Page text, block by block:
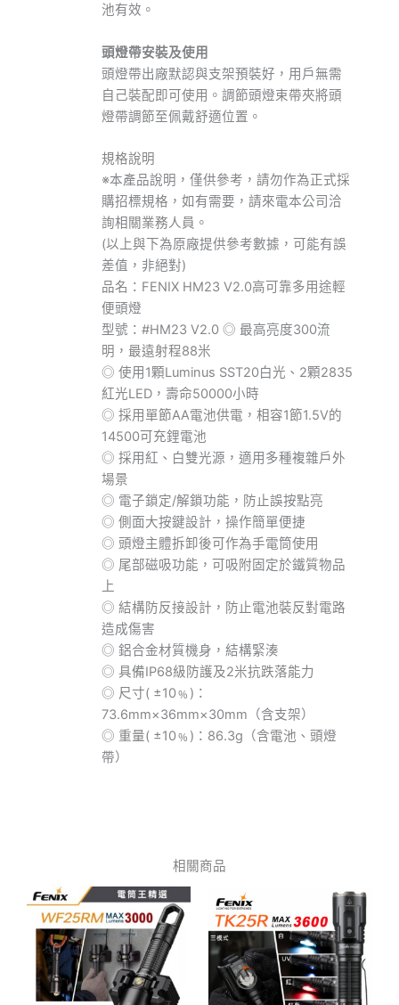
池有效。
頭燈帶安裝及使用
頭燈帶出廠默認與支架預裝好，用戶無需
自己裝配即可使用。調節頭燈束帶夾將頭
燈帶調節至佩戴舒適位置。
規格說明
※本產品說明，僅供參考，請勿作為正式採
購招標規格，如有需要，請來電本公司洽
詢相關業務人員。
(以上與下為原廠提供參考數據，可能有誤
差值，非絕對)
品名：FENIX HM23 V2.0高可靠多用途輕
便頭燈
型號：#HM23 V2.0 ◎ 最高亮度300流
明，最遠射程88米
◎ 使用1顆Luminus SST20白光、2顆2835
紅光LED，壽命50000小時
◎ 採用單節AA電池供電，相容1節1.5V的
14500可充鋰電池
◎ 採用紅、白雙光源，適用多種複雜戶外
場景
◎ 電子鎖定/解鎖功能，防止誤按點亮
◎ 側面大按鍵設計，操作簡單便捷
◎ 頭燈主體拆卸後可作為手電筒使用
◎ 尾部磁吸功能，可吸附固定於鐵質物品
上
◎ 結構防反接設計，防止電池裝反對電路
造成傷害
◎ 鋁合金材質機身，結構緊湊
◎ 具備IP68級防護及2米抗跌落能力
◎ 尺寸( ±10﹪)：
73.6mm×36mm×30mm（含支架）
◎ 重量( ±10﹪)：86.3g（含電池、頭燈
帶）
相關商品